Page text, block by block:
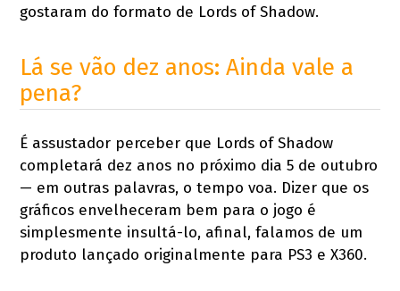
gostaram do formato de Lords of Shadow.
Lá se vão dez anos: Ainda vale a
pena?
É assustador perceber que Lords of Shadow
completará dez anos no próximo dia 5 de outubro
— em outras palavras, o tempo voa. Dizer que os
gráficos envelheceram bem para o jogo é
simplesmente insultá-lo, afinal, falamos de um
produto lançado originalmente para PS3 e X360.